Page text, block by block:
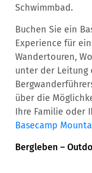
Schwimmbad.
Buchen Sie ein
Experience für
Wandertouren,
unter der Leitung
über die
Ihre Familie oder
Basecamp
Bergleben –